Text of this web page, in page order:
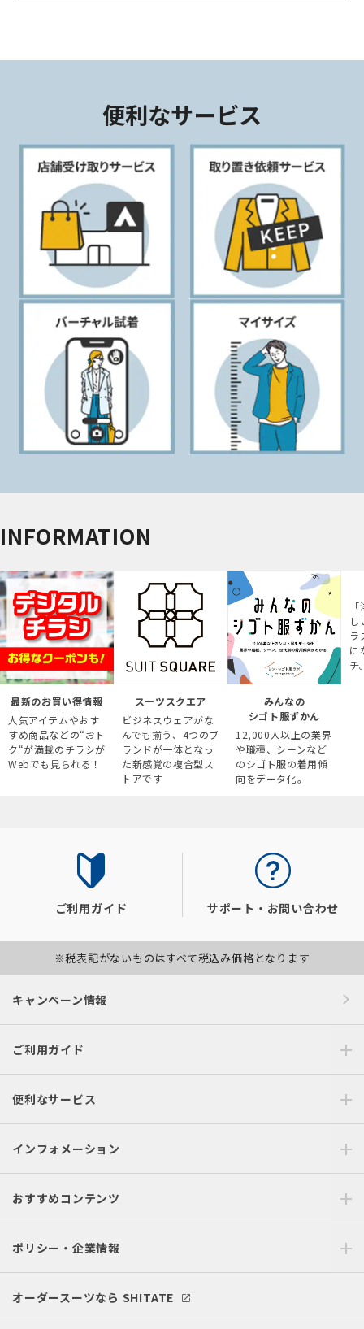
便利なサービス
INFORMATION
最新のお買い得情報
人気アイテムやおす
すめ商品などの“おト
ク“が満載のチラシが
Webでも見られる！
スーツスクエア
ビジネスウェアがな
んでも揃う、4つのブ
ランドが一体となっ
た新感覚の複合型ス
トアです
みんなの
シゴト服ずかん
12,000人以上の業界
や職種、シーンなど
のシゴト服の着用傾
向をデータ化。
し
ラ
に
チ
ご利用ガイド サポート・お問い合わせ
※税表記がないものはすべて税込み価格となります
キャンペーン情報
ご利用ガイド
便利なサービス
インフォメーション
おすすめコンテンツ
ポリシー・企業情報
オーダースーツなら SHITATE